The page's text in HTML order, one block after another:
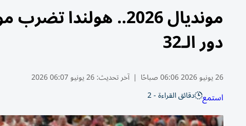
مونديال 2026..
دور الـ32
26 يونيو 2026 06:06 صباحًا | آخر تحديث:26 يونيو 06:07 2026
استمع دقائق القراءة - 2